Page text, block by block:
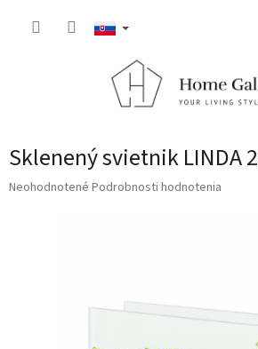
Sklenený svietnik LINDA
Priemerné
Neohodnotené Podrobnosti hodnotenia